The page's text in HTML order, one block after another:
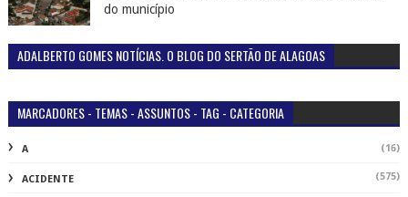
do município
ADALBERTO GOMES NOTÍCIAS. O BLOG DO SERTÃO DE ALAGOAS
MARCADORES - TEMAS - ASSUNTOS - TAG - CATEGORIA
A (16)
ACIDENTE (575)